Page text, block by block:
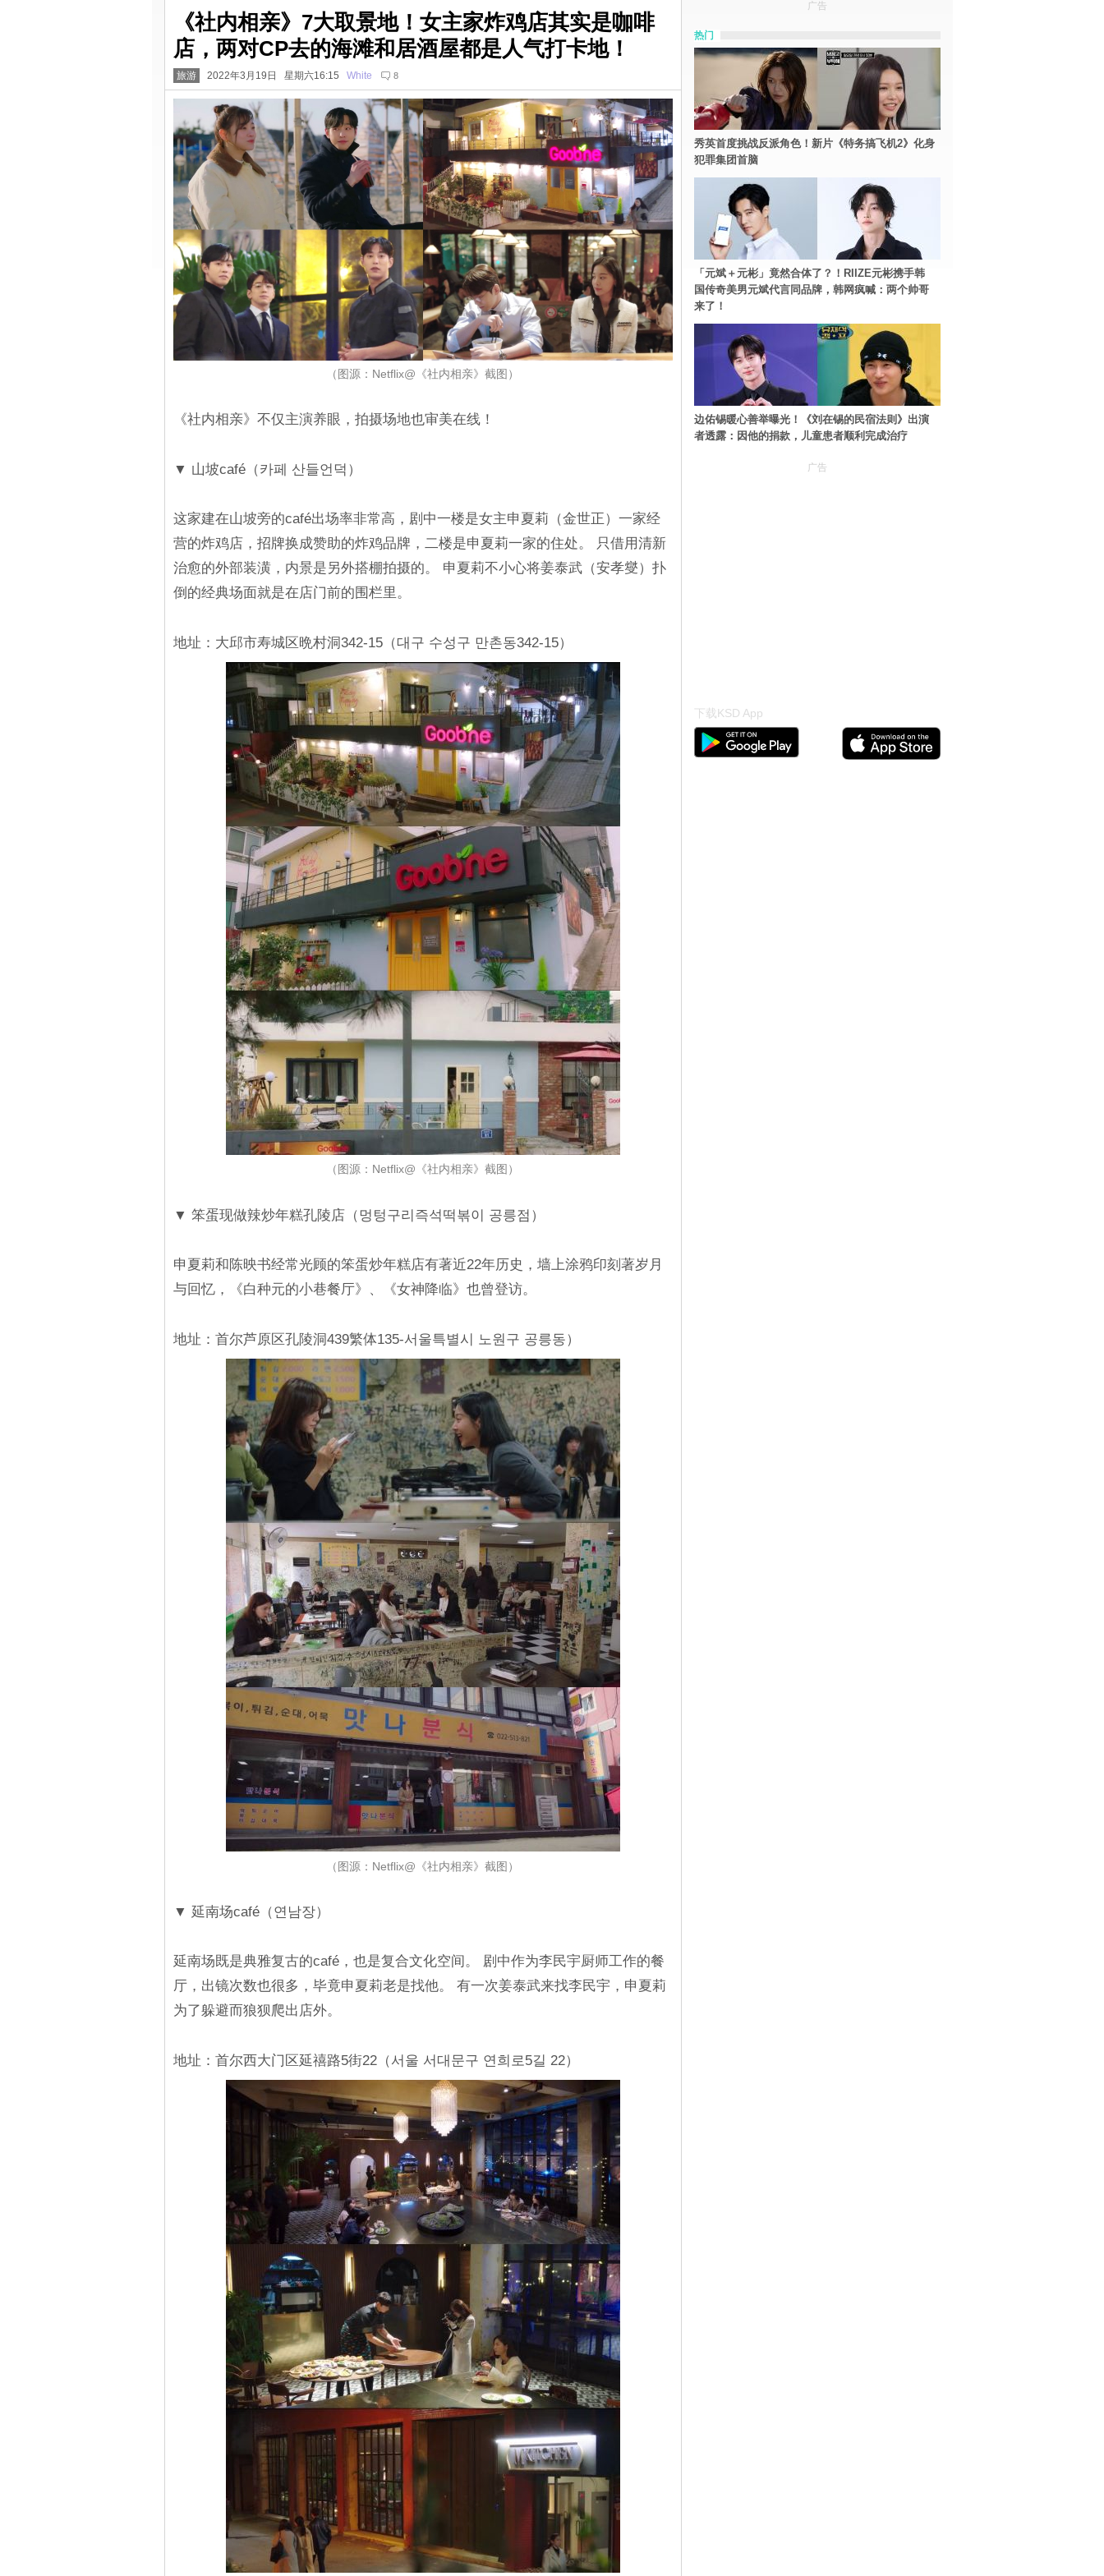
《社内相亲》7大取景地！女主家炸鸡店其实是咖啡
店，两对CP去的海滩和居酒屋都是人气打卡地！
旅游 2022年3月19日 星期六16:15 White 8
（图源：Netflix@《社内相亲》截图）
《社内相亲》不仅主演养眼，拍摄场地也审美在线！
▼ 山坡café（카페 산들언덕）
这家建在山坡旁的café出场率非常高，剧中一楼是女主申夏莉（金世正）一家经
营的炸鸡店，招牌换成赞助的炸鸡品牌，二楼是申夏莉一家的住处。 只借用清新
治愈的外部装潢，内景是另外搭棚拍摄的。 申夏莉不小心将姜泰武（安孝燮）扑
倒的经典场面就是在店门前的围栏里。
地址：大邱市寿城区晩村洞342-15（대구 수성구 만촌동342-15）
（图源：Netflix@《社内相亲》截图）
▼ 笨蛋现做辣炒年糕孔陵店（멍텅구리즉석떡볶이 공릉점）
申夏莉和陈映书经常光顾的笨蛋炒年糕店有著近22年历史，墙上涂鸦印刻著岁月
与回忆，《白种元的小巷餐厅》、《女神降临》也曾登访。
地址：首尔芦原区孔陵洞439繁体135-서울특별시 노원구 공릉동）
（图源：Netflix@《社内相亲》截图）
▼ 延南场café（연남장）
延南场既是典雅复古的café，也是复合文化空间。 剧中作为李民宇厨师工作的餐
厅，出镜次数也很多，毕竟申夏莉老是找他。 有一次姜泰武来找李民宇，申夏莉
为了躲避而狼狈爬出店外。
地址：首尔西大门区延禧路5街22（서울 서대문구 연희로5길 22）
广告
热门
秀英首度挑战反派角色！新片《特务搞飞机2》化身
犯罪集团首脑
「元斌＋元彬」竟然合体了？！RIIZE元彬携手韩
国传奇美男元斌代言同品牌，韩网疯喊：两个帅哥
来了！
边佑锡暖心善举曝光！《刘在锡的民宿法则》出演
者透露：因他的捐款，儿童患者顺利完成治疗
广告
下载KSD App